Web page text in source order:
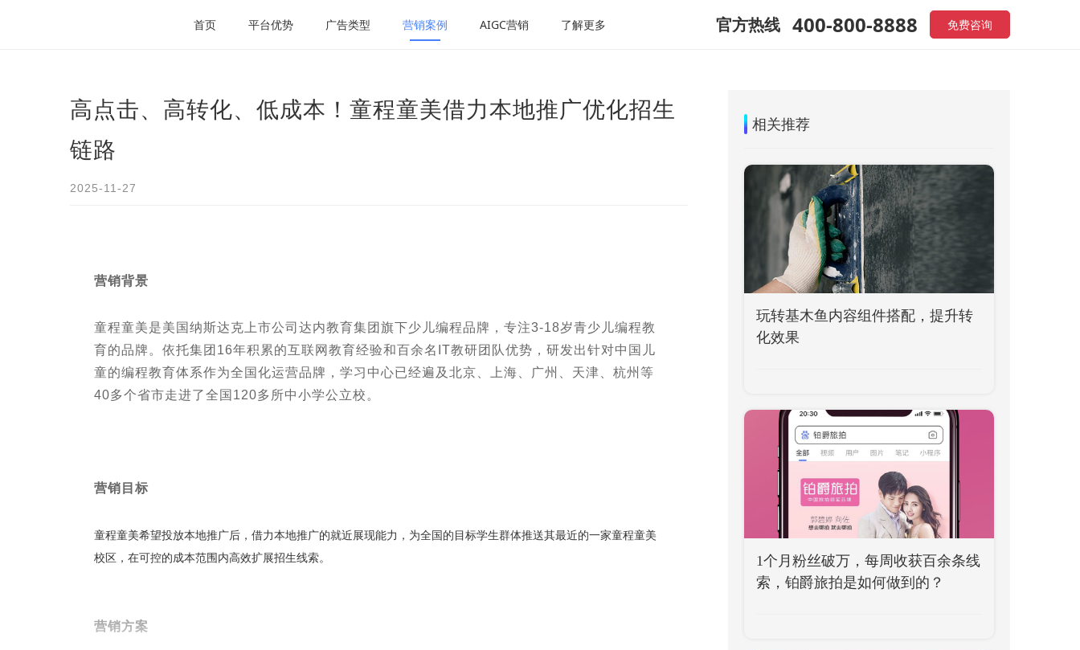
首页 平台优势 广告类型 营销案例 AIGC营销 了解更多 官方热线 400-800-8888 免费咨询
高点击、高转化、低成本！童程童美借力本地推广优化招生
链路
2025-11-27
营销背景
童程童美是美国纳斯达克上市公司达内教育集团旗下少儿编程品牌，专注3-18岁青少儿编程教
育的品牌。依托集团16年积累的互联网教育经验和百余名IT教研团队优势，研发出针对中国儿
童的编程教育体系作为全国化运营品牌，学习中心已经遍及北京、上海、广州、天津、杭州等
40多个省市走进了全国120多所中小学公立校。
营销目标
童程童美希望投放本地推广后，借力本地推广的就近展现能力，为全国的目标学生群体推送其最近的一家童程童美
校区，在可控的成本范围内高效扩展招生线索。
营销方案
相关推荐
玩转基木鱼内容组件搭配，提升转
化效果
1个月粉丝破万，每周收获百余条线
索，铂爵旅拍是如何做到的？